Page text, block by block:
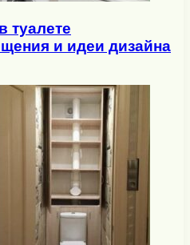
туалете
и идеи дизайна